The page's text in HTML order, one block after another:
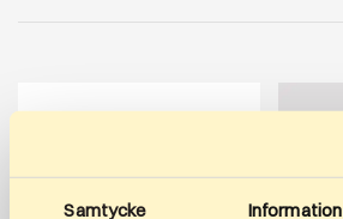
Samtycke Information